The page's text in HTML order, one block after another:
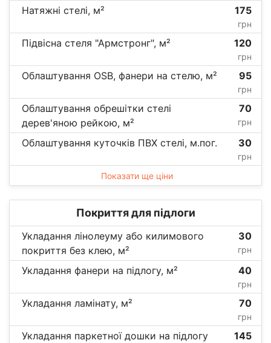
Натяжні стелі, м² 175
грн
Підвісна стеля "Армстронг", м² 120
грн
Облаштування OSB, фанери на стелю, м² 95
грн
Облаштування обрешітки стелі
дерев'яною рейкою, м²
70
грн
Облаштування куточків ПВХ стелі, м.пог. 30
грн
Показати ще ціни
Покриття для підлоги
Укладання лінолеуму або килимового
покриття без клею, м²
30
грн
Укладання фанери на підлогу, м² 40
грн
Укладання ламінату, м² 70
грн
Укладання паркетної дошки на підлогу
145